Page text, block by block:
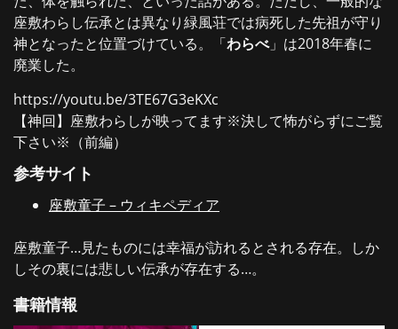
座敷わらし伝承とは異なり緑風荘では病死した先祖が守り
神となったと位置づけている。「わらべ」は2018年春に
廃業した。
https://youtu.be/3TE67G3eKXc
【神回】座敷わらしが映ってます※決して怖がらずにご覧
下さい※（前編）
参考サイト
座敷童子 – ウィキペディア
座敷童子…見たものには幸福が訪れるとされる存在。しか
しその裏には悲しい伝承が存在する…。
書籍情報